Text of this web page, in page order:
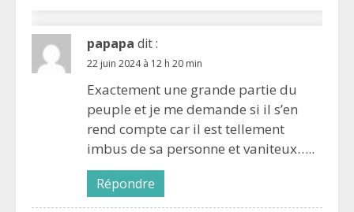
papapa dit :
22 juin 2024 à 12 h 20 min
Exactement une grande partie du
peuple et je me demande si il s’en
rend compte car il est tellement
imbus de sa personne et vaniteux…..
Répondre